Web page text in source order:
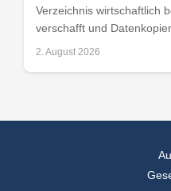
Verzeichnis wirtschaftlich
verschafft und
2. August 2026